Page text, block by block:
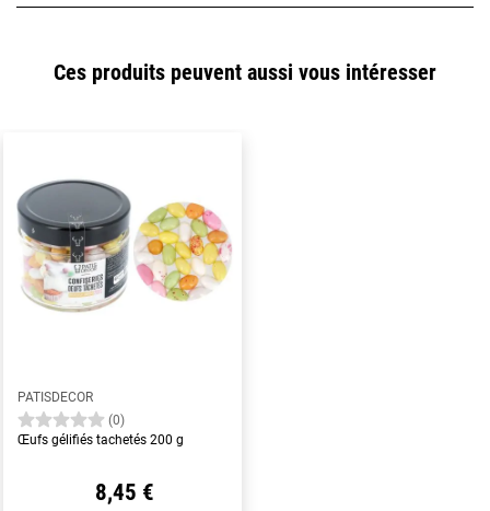
Ces produits peuvent aussi vous intéresser
PATISDECOR
(0)
Œufs gélifiés tachetés 200 g
8,45 €